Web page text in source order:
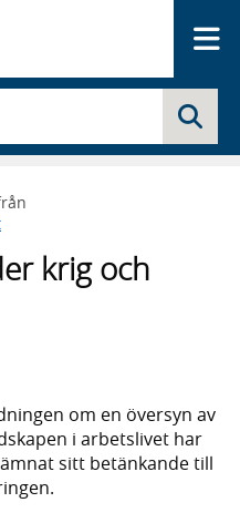
krig och
om en översyn av
i arbetslivet har
sitt betänkande till